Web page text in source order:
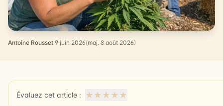
Antoine Rousset·9 juin 2026(maj. 8 août 2026)
Évaluez cet article : ★ ★ ★ ★ ★